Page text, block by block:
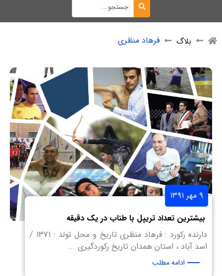
بلاگ فرهاد منظری
۹ مهر ۱۳۹۱
بیشترین تعداد تریپل با طناب در یک دقیقه
دارنده رکورد : فرهاد منظری تاریخ و محل تولد : 1371 /
اسد آباد ، استان همدان تاریخ رکوردگیری ...
ادامه مطلب